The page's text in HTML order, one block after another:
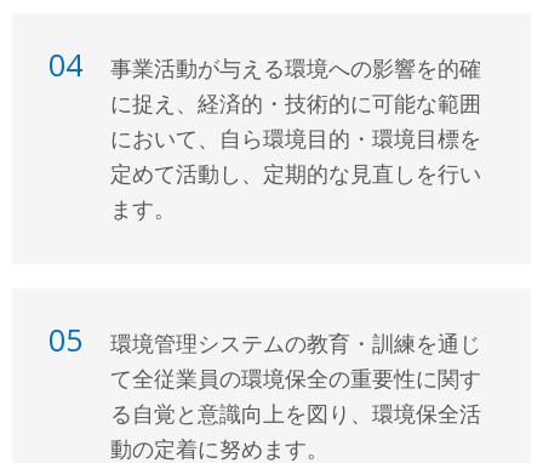
04
事業活動が与える環境への影響を的確
に捉え、経済的・技術的に可能な範囲
において、自ら環境目的・環境目標を
定めて活動し、定期的な見直しを行い
ます。
05
環境管理システムの教育・訓練を通じ
て全従業員の環境保全の重要性に関す
る自覚と意識向上を図り、環境保全活
動の定着に努めます。